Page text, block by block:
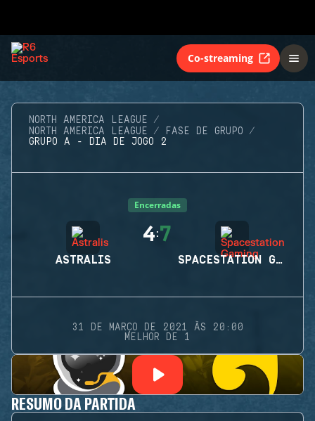
Co-streaming
NORTH AMERICA LEAGUE
NORTH AMERICA LEAGUE
FASE DE GRUPO
GRUPO A - DIA DE JOGO 2
Encerradas
ASTRALIS
4:7
SPACESTATION GAMING
31 DE MARÇO DE 2021 ÀS 20:00
MELHOR DE 1
RESUMO DA PARTIDA